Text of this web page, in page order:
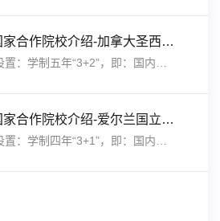
英语国家合作院校介绍-加拿大圣西维尔大学
英语国家合作院校介绍-爱尔兰国立大学梅努斯